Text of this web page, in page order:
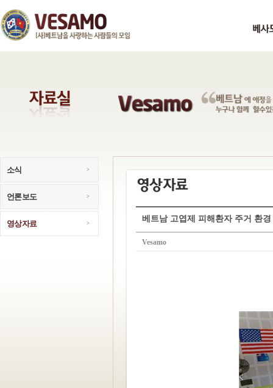
소식
언론보도
영상자료
베트남 고엽제 피해환자 주거 환경
Vesamo